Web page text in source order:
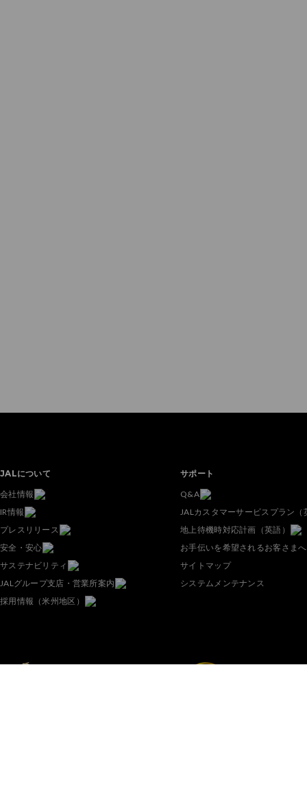
JALについて
会社情報
IR情報
プレスリリース
安全・安心
サステナビリティ
JALグループ支店・営業所案内
採用情報（米州地区）
サポート
Q&A
JALカスタマーサービスプラン（
地上待機時対応計画（英語）
お手伝いを希望されるお客さまへ
サイトマップ
システムメンテナンス